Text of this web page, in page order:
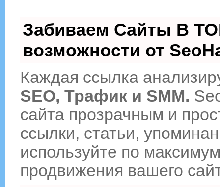
Забиваем Сайты В
возможности от
Каждая ссылка
SEO, Трафик и SMM.
сайта прозрачным и
ссылки, статьи,
используйте по
продвижения вашего